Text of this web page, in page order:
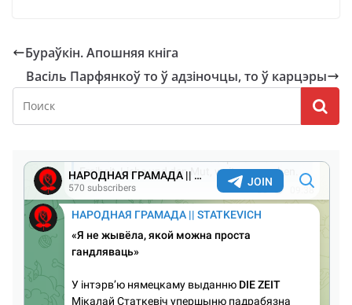
Бураўкін. Апошняя кніга
Васіль Парфянкоў то ў адзіночцы, то ў карцэры